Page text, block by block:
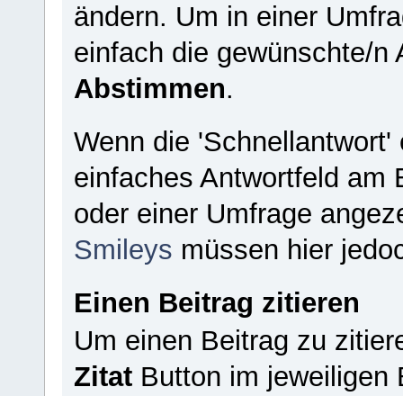
ändern. Um in einer
einfach die gewünschte/n
Abstimmen.
Wenn die
einfaches Antwortfeld am
oder einer Umfrage
Smileys müssen hier
Einen Beitrag zitieren
Um einen Beitrag zu
ZitatButton im jeweiligen